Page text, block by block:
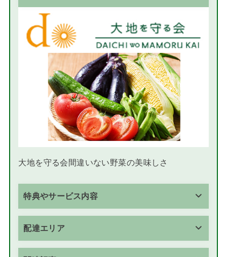
大地を守る会間違いない野菜の美味しさ
特典やサービス内容
配達エリア